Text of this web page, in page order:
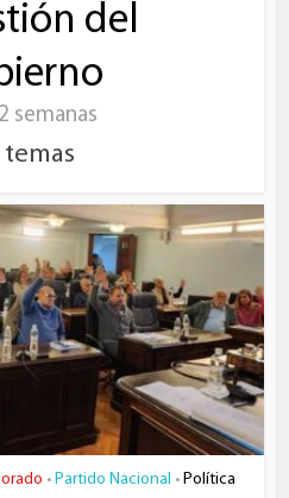
del
semanas
temas
• Partido Nacional • Política